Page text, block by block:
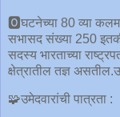
🅾घटनेच्या 80 व्या
सभासद संख्या 250
सदस्य भारताच्या
क्षेत्रातील तज्ञ
🧩उमेदवारांची पात्रता :